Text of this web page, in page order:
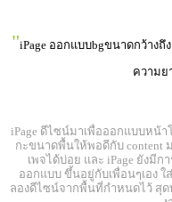
"iPage ออกแบบbgขนาดกว้างถึ
ความย
iPage ดีไซน์มาเพื่อออกแบบหน้า
กะขนาดพื้นให้พอดีกับ content
เพจได้บ่อย และ iPage ยังมี
ออกแบบ ขึ้นอยู่กับเพื่อนๆเอง
ลองดีไซน์จากพื้นที่กำหนดไว้ สุ